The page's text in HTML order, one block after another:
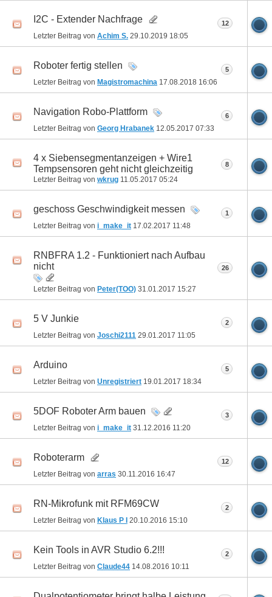
I2C - Extender Nachfrage
Letzter Beitrag von Achim S. 29.10.2019 18:05
12
Roboter fertig stellen
Letzter Beitrag von Magistromachina 17.08.2018 16:06
5
Navigation Robo-Plattform
Letzter Beitrag von Georg Hrabanek 12.05.2017 07:33
6
4 x Siebensegmentanzeigen + Wire1
Tempsensoren geht nicht gleichzeitig
Letzter Beitrag von wkrug 11.05.2017 05:24
8
geschoss Geschwindigkeit messen
Letzter Beitrag von i_make_it 17.02.2017 11:48
1
RNBFRA 1.2 - Funktioniert nach Aufbau
nicht
Letzter Beitrag von Peter(TOO) 31.01.2017 15:27
26
5 V Junkie
Letzter Beitrag von Joschi2111 29.01.2017 11:05
2
Arduino
Letzter Beitrag von Unregistriert 19.01.2017 18:34
5
5DOF Roboter Arm bauen
Letzter Beitrag von i_make_it 31.12.2016 11:20
3
Roboterarm
Letzter Beitrag von arras 30.11.2016 16:47
12
RN-Mikrofunk mit RFM69CW
Letzter Beitrag von Klaus P I 20.10.2016 15:10
2
Kein Tools in AVR Studio 6.2!!!
Letzter Beitrag von Claude44 14.08.2016 10:11
2